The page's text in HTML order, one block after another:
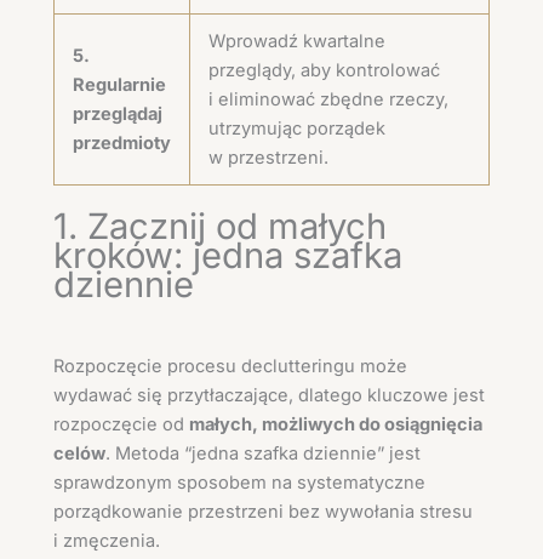
5.
Regularnie
przeglądaj
przedmioty
Wprowadź kwartalne
przeglądy, aby kontrolować
i eliminować zbędne rzeczy,
utrzymując porządek
w przestrzeni.
1. Zacznij od małych
kroków: jedna szafka
dziennie
Rozpoczęcie procesu declutteringu może
wydawać się przytłaczające, dlatego kluczowe jest
rozpoczęcie od małych, możliwych do osiągnięcia
celów. Metoda “jedna szafka dziennie” jest
sprawdzonym sposobem na systematyczne
porządkowanie przestrzeni bez wywołania stresu
i zmęczenia.